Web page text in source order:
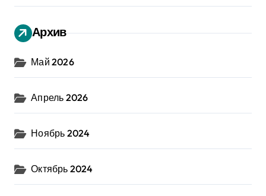
Архив
Май 2026
Апрель 2026
Ноябрь 2024
Октябрь 2024